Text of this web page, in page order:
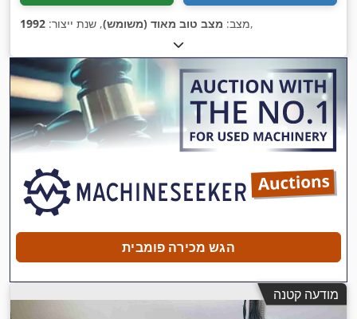
מצב: מצב טוב מאוד (משומש), שנת ייצור: 1992 ,
הגש מכירה פומבית
מודעה קטנה